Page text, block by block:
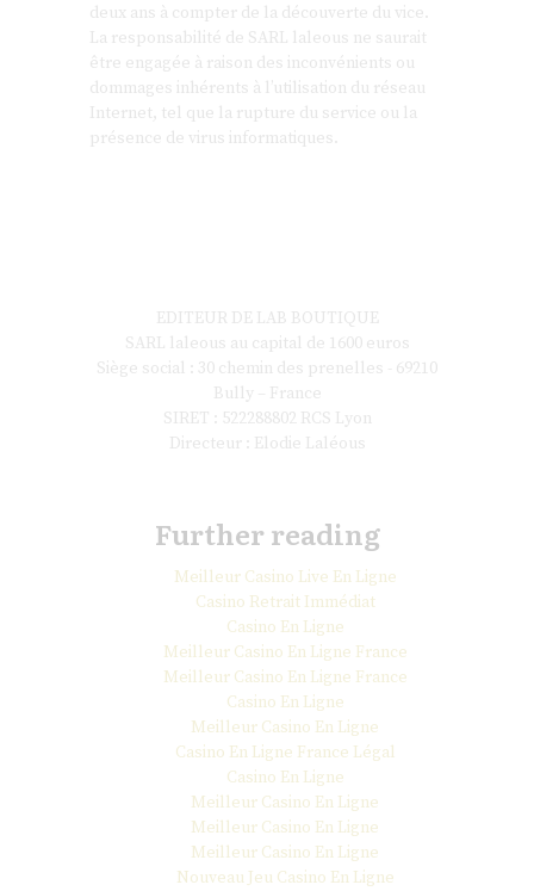
deux ans à compter de la découverte du vice.
La responsabilité de SARL laleous ne saurait
être engagée à raison des inconvénients ou
dommages inhérents à l’utilisation du réseau
Internet, tel que la rupture du service ou la
présence de virus informatiques.
EDITEUR DE LAB BOUTIQUE
SARL laleous au capital de 1600 euros
Siège social : 30 chemin des prenelles - 69210
Bully – France
SIRET : 522288802 RCS Lyon
Directeur : Elodie Laléous
Further reading
Meilleur Casino Live En Ligne
Casino Retrait Immédiat
Casino En Ligne
Meilleur Casino En Ligne France
Meilleur Casino En Ligne France
Casino En Ligne
Meilleur Casino En Ligne
Casino En Ligne France Légal
Casino En Ligne
Meilleur Casino En Ligne
Meilleur Casino En Ligne
Meilleur Casino En Ligne
Nouveau Jeu Casino En Ligne